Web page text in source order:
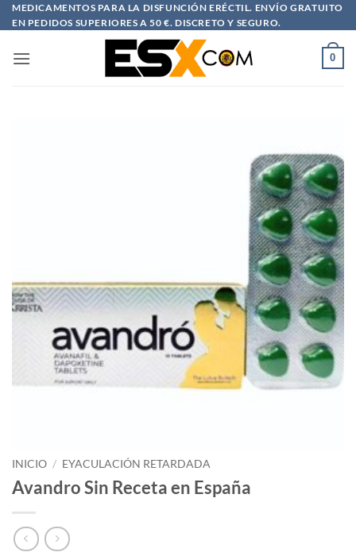
Saltar
al
MEDICAMENTOS PARA LA DISFUNCIÓN ERÉCTIL. ENVÍO GRATUITO
EN PEDIDOS SUPERIORES A 50 €. DISCRETO Y SEGURO.
0
INICIO / EYACULACIÓN RETARDADA
Avandro Sin Receta en España